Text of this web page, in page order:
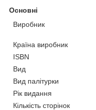
Основні
Виробник
Країна виробник
ISBN
Вид
Вид палітурки
Рік видання
Кількість сторінок